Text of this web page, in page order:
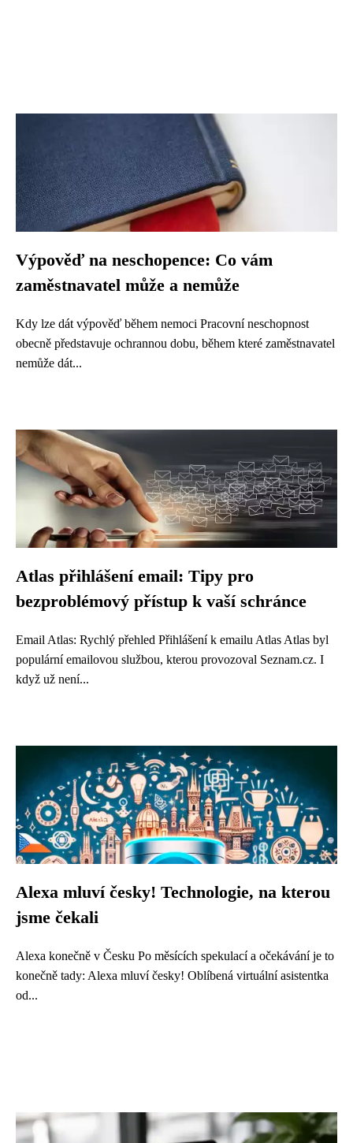
Výpověď na neschopence: Co vám
zaměstnavatel může a nemůže
Kdy lze dát výpověď během nemoci Pracovní neschopnost
obecně představuje ochrannou dobu, během které zaměstnavatel
nemůže dát...
Atlas přihlášení email: Tipy pro
bezproblémový přístup k vaší schránce
Email Atlas: Rychlý přehled Přihlášení k emailu Atlas Atlas byl
populární emailovou službou, kterou provozoval Seznam.cz. I
když už není...
Alexa mluví česky! Technologie, na kterou
jsme čekali
Alexa konečně v Česku Po měsících spekulací a očekávání je to
konečně tady: Alexa mluví česky! Oblíbená virtuální asistentka
od...